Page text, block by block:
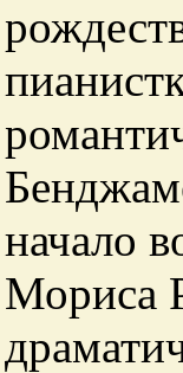
начало
Мориса